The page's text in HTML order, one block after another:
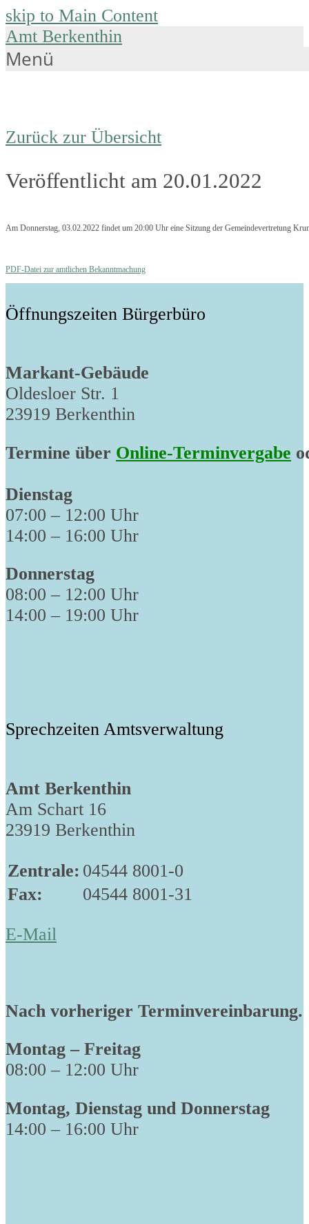
skip to Main Content
Amt Berkenthin
Menü
Zurück zur Übersicht
Veröffentlicht am 20.01.2022
Am Donnerstag, 03.02.2022 findet um 20:00 Uhr eine Sitzung der Gemeindevertretung
PDF-Datei zur amtlichen Bekanntmachung
Öffnungszeiten Bürgerbüro
Markant-Gebäude
Oldesloer Str. 1
23919 Berkenthin
Termine über Online-Terminvergabe
Dienstag
07:00 – 12:00 Uhr
14:00 – 16:00 Uhr
Donnerstag
08:00 – 12:00 Uhr
14:00 – 19:00 Uhr
Sprechzeiten Amtsverwaltung
Amt Berkenthin
Am Schart 16
23919 Berkenthin
Zentrale: 04544 8001-0
Fax:
04544 8001-31
E-Mail
Nach vorheriger Terminvereinbarung.
Montag – Freitag
08:00 – 12:00 Uhr
Montag, Dienstag und Donnerstag
14:00 – 16:00 Uhr